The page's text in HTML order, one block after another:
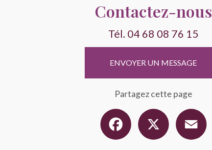
Contactez-nous
Tél. 04 68 08 76 15
ENVOYER UN MESSAGE
Partagez cette page
Facebook